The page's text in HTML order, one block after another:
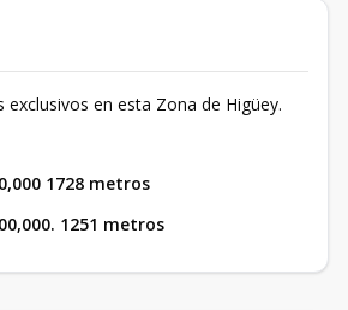
exclusivos en esta Zona de Higüey.
1728 metros
1251 metros